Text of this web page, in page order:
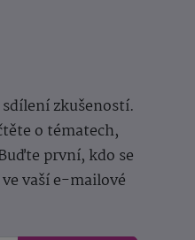
zkušeností.
o tématech,
první, kdo se
vaší e-mailové